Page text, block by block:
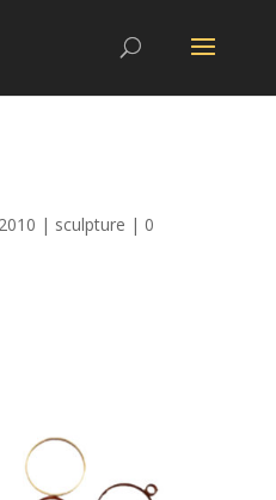
| sculpture | 0